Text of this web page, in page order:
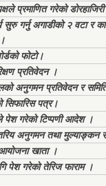
प्रमाणित गरेको
सुरु गर्नु अगाडीको २ वटा र
फोटो।
प्रतिवेदन ।
अनुगमन प्रतिवेदन र
सिफारिस पत्र।
पेश गरेको टिप्पणी आदेश ।
अनुगमन तथा मुल्याङ्कन
खाता ।
पेश गरेको तेरिज फाराम ।